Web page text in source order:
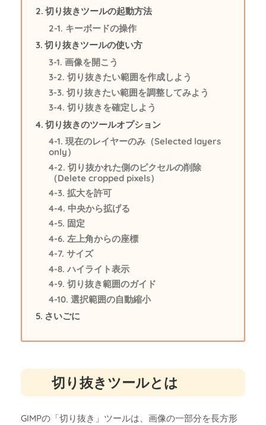
切り抜きツールの起動方法
キーボードの操作
切り抜きツールの使い方
画像を開こう
切り抜きたい範囲を作成しよう
切り抜きたい範囲を調整してみよう
切り抜きを確定しよう
切り抜きのツールオプション
現在のレイヤーのみ（Selected layers
only）
切り抜かれた側のピクセルの削除
（Delete cropped pixels）
拡大を許可
中央から拡げる
固定
左上角からの座標
サイズ
ハイライト表示
切り抜き範囲のガイド
選択範囲の自動縮小
さいごに
切り抜きツールとは
GIMPの「切り抜き」ツールは、画像の一部分を長方形